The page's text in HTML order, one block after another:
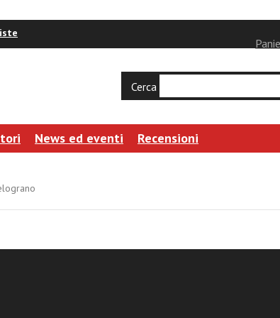
Cerca
News ed eventi Recensioni